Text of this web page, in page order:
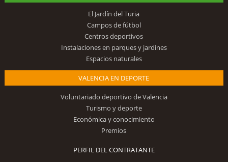
El Jardín del Turia
Campos de fútbol
Centros deportivos
Instalaciones en parques y jardines
Espacios naturales
VALENCIA EN DEPORTE
Voluntariado deportivo de Valencia
Turismo y deporte
Económica y conocimiento
Premios
PERFIL DEL CONTRATANTE